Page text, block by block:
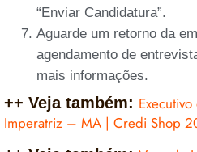
“Enviar Candidatura”.
Aguarde um retorno da
agendamento de
mais informações.
++ Veja também:
Imperatriz – MA | Credi Shop